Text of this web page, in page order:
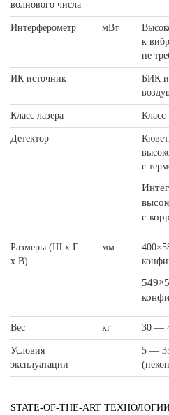
волнового числа
Интерферометр мВт
к
не
ИК источник
БИК
Класс лазера Класс
Детектор
с
с
Размеры (Ш х Г
х В)
мм
Вес кг 30 —
Условия
эксплуатации
5 —
STATE-OF-THE-ART